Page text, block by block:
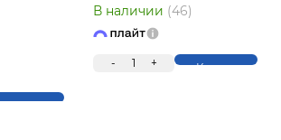
Для клиентов всех банков
Купить
В наличии (46)
- 1 + Купить